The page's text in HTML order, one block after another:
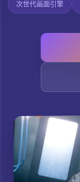
次世代画面引擎